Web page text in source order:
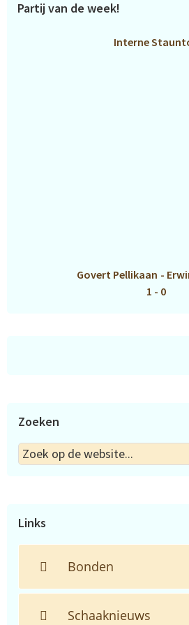
Partij van de week!
Interne
Govert Pellikaan -
1 - 0
Zoeken
Zoek
op
Links
Bonden
Schaaknieuws